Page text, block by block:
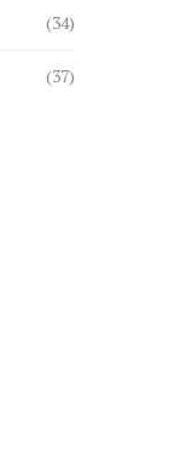
(34)
(37)